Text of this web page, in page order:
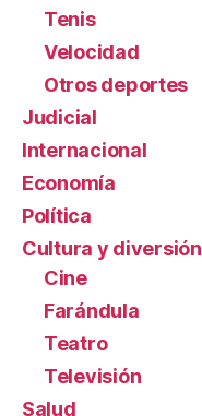
Tenis
Velocidad
Otros deportes
Judicial
Internacional
Economía
Política
Cultura y diversión
Cine
Farándula
Teatro
Televisión
Salud